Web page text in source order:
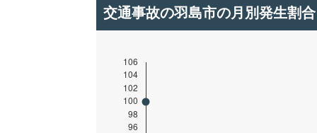
交通事故の羽島市の月別発生割合